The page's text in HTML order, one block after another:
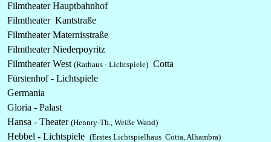
Filmtheater Hauptbahnhof
Filmtheater Kantstraße
Filmtheater Maternisstraße
Filmtheater Niederpoyritz
Filmtheater West (Rathaus - Lichtspiele) Cotta
Fürstenhof - Lichtspiele
Germania
Gloria - Palast
Hansa - Theater (Hennry-Th., Weiße Wand)
Hebbel - Lichtspiele (Erstes Lichtspielhaus Cotta, Alhambra)